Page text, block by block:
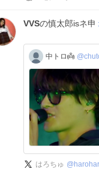
VVSの慎太郎isネ申
中トロ👼
はろちゅ @